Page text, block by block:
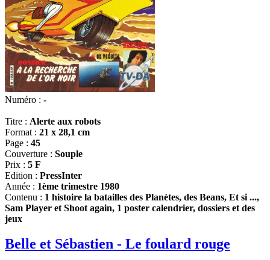
Numéro : -
Titre : Alerte aux robots
Format : 21 x 28,1 cm
Page : 45
Couverture : Souple
Prix : 5 F
Edition : PressInter
Année : 1ème trimestre 1980
Contenu : 1 histoire la batailles des Planètes, des Beans, Et si ...,
Sam Player et Shoot again, 1 poster calendrier, dossiers et des
jeux
Belle et Sébastien - Le foulard rouge